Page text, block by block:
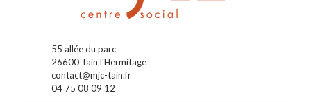
55 allée du parc
26600 Tain l'Hermitage
contact@mjc-tain.fr
04 75 08 09 12